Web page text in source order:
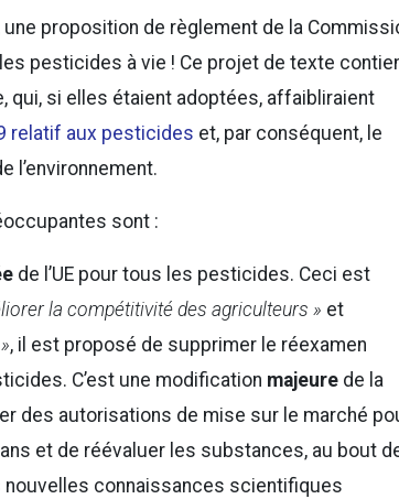
une proposition de règlement de la
pesticides à vie ! Ce projet de texte
qui, si elles étaient adoptées, affaibliraient
relatif aux pesticides et, par conséquent, le
l’environnement.
sont :
de l’UE pour tous les pesticides. Ceci est
la compétitivité des agriculteurs » et
, il est proposé de supprimer le réexamen
C’est une modification majeure de la
des autorisations de mise sur le marché
et de réévaluer les substances, au bout
nouvelles connaissances scientifiques